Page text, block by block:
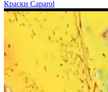
Краски Caparol